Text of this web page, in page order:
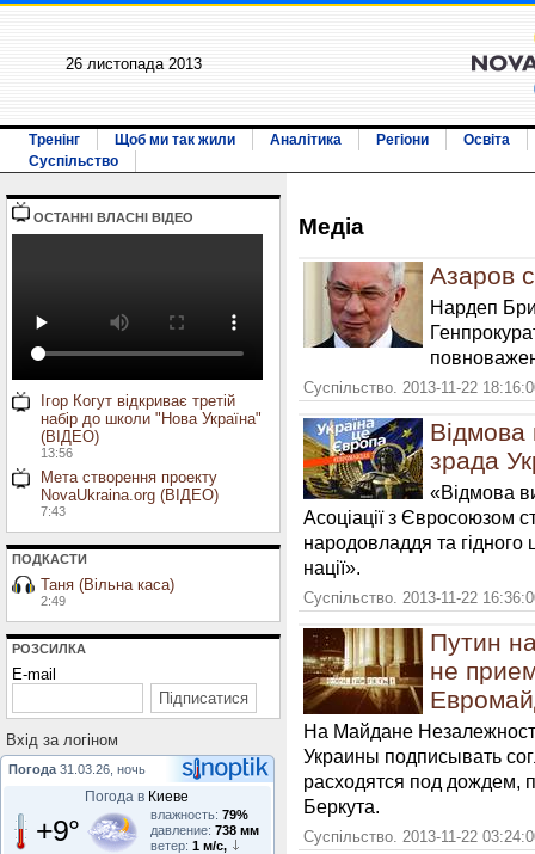
26 листопада 2013
Тренінг Щоб ми так жили Аналітика Регіони
Освіта
Суспільство
ОСТАННI ВЛАСНI ВIДЕО
Ігор Когут відкриває третій
набір до школи "Нова Україна"
(ВІДЕО)
13:56
Мета створення проекту
NovaUkraina.org (ВІДЕО)
7:43
ПОДКАСТИ
Таня (Вільна каса)
2:49
РОЗСИЛКА
E-mail
Вхiд за логiном
Погода 31.03.26, ночь
Погода в Киеве
+9° влажность: 79%
давление: 738 мм
ветер: 1 м/с,
Медiа
Азаров
Нардеп
Суспільство. 2013-11-22
Відмова
зрада
«Відмова
Асоціації з Євросоюзом
народовладдя та гідного
нації».
Суспільство. 2013-11-22
Путин
не
На Майдане
Украины подписывать
расходятся под дождем,
Беркута.
Суспільство. 2013-11-22